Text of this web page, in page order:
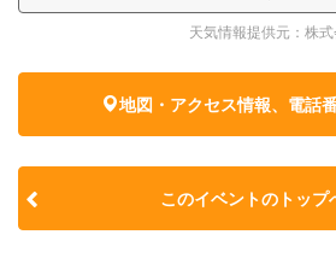
天気情報提供元：株
地図・アクセス情報、電話
このイベントのトップ